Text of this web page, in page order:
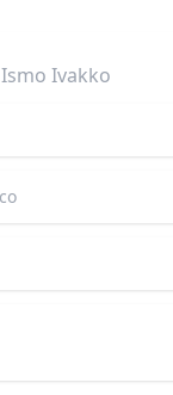
Ismo Ivakko